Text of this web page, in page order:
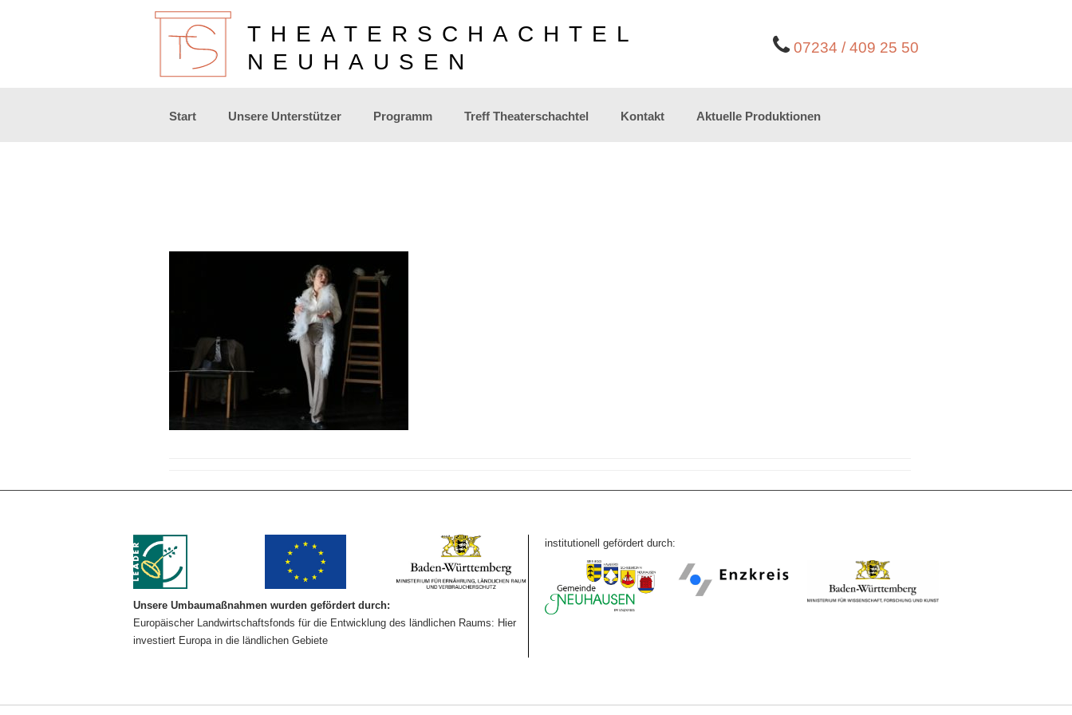
07234 / 409 25 50
THEATERSCHACHTEL
NEUHAUSEN
Zum
Start Unsere Unterstützer Programm Treff Theaterschachtel Kontakt Aktuelle Produktionen
Unsere Umbaumaßnahmen wurden gefördert durch:
Europäischer Landwirtschaftsfonds für die Entwicklung des ländlichen Raums: Hier
investiert Europa in die ländlichen Gebiete
institutionell gefördert durch: